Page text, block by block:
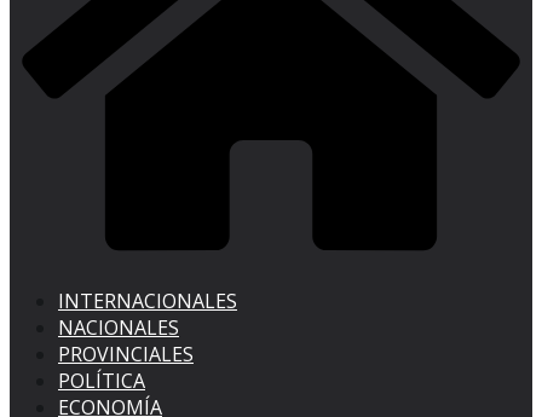
INTERNACIONALES
NACIONALES
PROVINCIALES
POLÍTICA
ECONOMÍA